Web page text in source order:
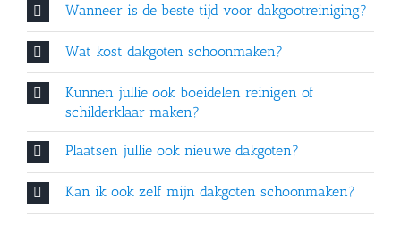
Wanneer is de beste tijd voor dakgootreiniging?
Wat kost dakgoten schoonmaken?
Kunnen jullie ook boeidelen reinigen of
schilderklaar maken?
Plaatsen jullie ook nieuwe dakgoten?
Kan ik ook zelf mijn dakgoten schoonmaken?